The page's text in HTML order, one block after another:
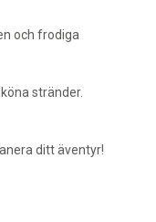
och frodiga
stränder.
ditt äventyr!